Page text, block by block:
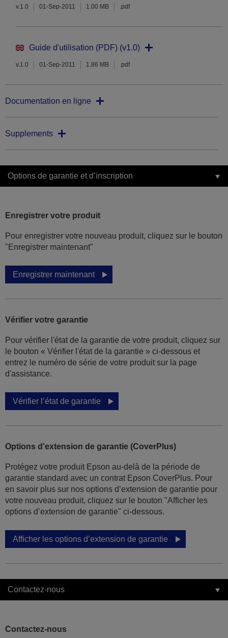
v.1.0 01-Sep-2011 1.00 MB .pdf
Guide d'utilisation (PDF) (v1.0)
v.1.0 01-Sep-2011 1.86 MB .pdf
Documentation en ligne
Supplements
Options de garantie et d’inscription
Enregistrer votre produit
Pour enregistrer votre nouveau produit, cliquez sur le bouton
"Enregistrer maintenant"
Enregistrer maintenant
Vérifier votre garantie
Pour vérifier l'état de la garantie de votre produit, cliquez sur
le bouton « Vérifier l'état de la garantie » ci-dessous et
entrez le numéro de série de votre produit sur la page
d'assistance.
Vérifier l’état de garantie
Options d'extension de garantie (CoverPlus)
Protégez votre produit Epson au-delà de la période de
garantie standard avec un contrat Epson CoverPlus. Pour
en savoir plus sur nos options d’extension de garantie pour
votre nouveau produit, cliquez sur le bouton "Afficher les
options d’extension de garantie" ci-dessous.
Afficher les options d’extension de garantie
Contactez-nous
Contactez-nous